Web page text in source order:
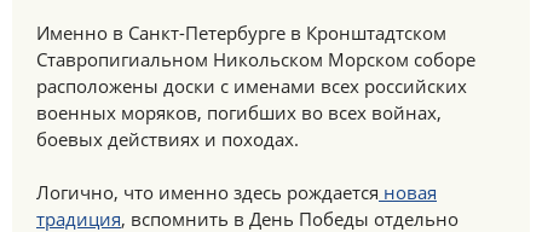
Именно в Санкт-Петербурге в Кронштадтском
Ставропигиальном Никольском Морском соборе
расположены доски с именами всех российских
военных моряков, погибших во всех войнах,
боевых действиях и походах.
Логично, что именно здесь рождается новая
традиция, вспомнить в День Победы отдельно